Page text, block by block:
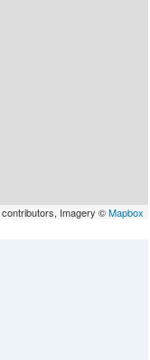
contributors, Imagery ©Mapbox